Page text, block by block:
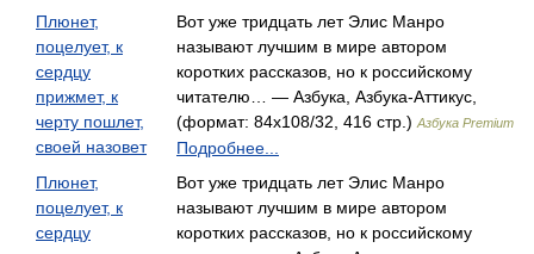
Плюнет,
поцелует, к
сердцу
прижмет, к
черту пошлет,
своей назовет
Вот уже тридцать лет Элис Манро
называют лучшим в мире автором
коротких рассказов, но к российскому
читателю… — Азбука, Азбука-Аттикус,
(формат: 84x108/32, 416 стр.) Азбука Premium
Подробнее...
Плюнет,
поцелует, к
сердцу
Вот уже тридцать лет Элис Манро
называют лучшим в мире автором
коротких рассказов, но к российскому